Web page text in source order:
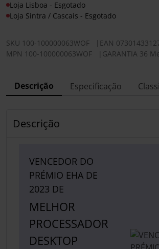
Loja Lisboa - Esgotado
Loja Sintra / Cascais - Esgotado
SKU 100-100000063WOF EAN
MPN 100-100000063WOF GARANTIA 36
Descrição Especificação
Descrição
VENCEDOR DO
PRÉMIO EHA DE
2023 DE
MELHOR
PROCESSADOR
DESKTOP